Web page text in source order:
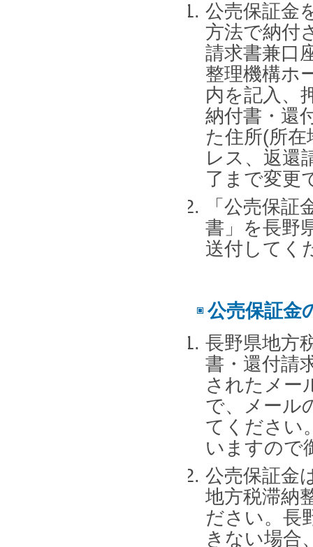
公売保証金
方法で納付
請求書兼口
整理機構ホ
内を記入、
納付書・還
た住所(所
レス、返還
了まで変更
「公売保
書」を長野
送付してく
公売保証金
長野県地方
書・還付請
されたメー
で、メール
てください
いますので
公売保証金
地方税滞納
ださい。長
きない場合